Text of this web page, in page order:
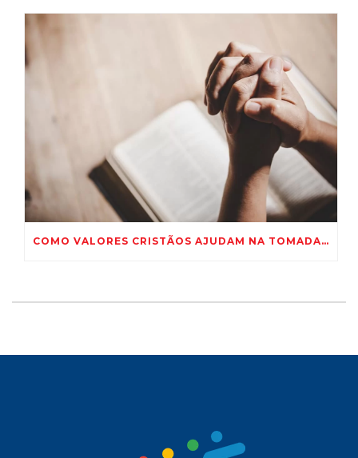
COMO VALORES CRISTÃOS AJUDAM NA TOMADA DE DECISÕES?